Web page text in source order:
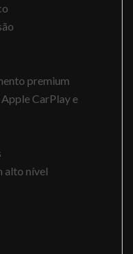
premium
CarPlay e
alto nível